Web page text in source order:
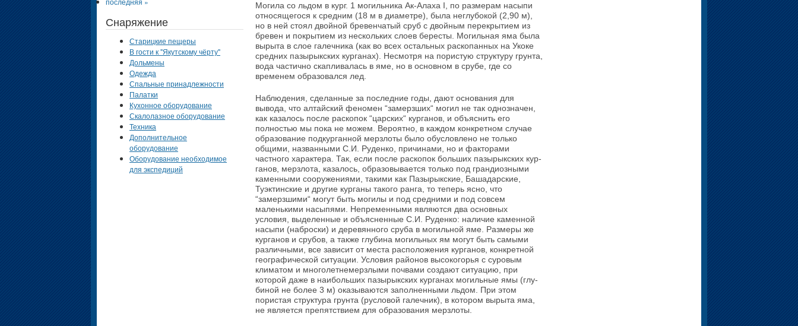
Могила со льдом в кург. 1 могильника Ак-Алаха I, по размерам насыпи
от­носящегося к средним (18 м в диаметре), была неглубокой (2,90 м),
но в ней стоял двойной бревенчатый сруб с двойным перекрытием из
бревен и покрытием из нескольких слоев бересты. Могильная яма была
вырыта в слое галечника (как во всех остальных раскопанных на Укоке
средних пазырыкских курганах). Несмотря на пористую структуру грунта,
вода частично скап­ливалась в яме, но в основном в срубе, где со
временем образовался лед.
Наблюдения, сделанные за последние годы, да­ют основания для
вывода, что алтайский феномен “замерзших“ могил не так однозначен,
как каза­лось после раскопок “царских“ курганов, и объ­яснить его
полностью мы пока не можем. Вероят­но, в каждом конкретном случае
образование подкурганной мерзлоты было обусловлено не только
общими, названными С.И. Руденко, при­чинами, но и факторами
частного характера. Так, если после раскопок больших пазырыкских кур­
ганов, мерзлота, казалось, образовывается только под грандиозными
каменными сооружениями, та­кими как Пазырыкские, Башадарские,
Туэктинские и другие курганы такого ранга, то теперь ясно, что
“замерзшими“ могут быть могилы и под средними и под совсем
маленькими насыпями. Непременными являются два основных
условия, выделенные и объясненные С.И. Руденко: нали­чие каменной
насыпи (наброски) и деревянного сруба в могильной яме. Размеры же
курганов и срубов, а также глубина могильных ям могут быть самыми
различными, все зависит от места распо­ложения курганов, конкретной
географической ситуации. Условия районов высокогорья с суро­вым
климатом и многолетнемерзлыми почвами создают ситуацию, при
которой даже в наиболь­ших пазырыкских курганах могильные ямы (глу­
биной не более 3 м) оказываются заполненными льдом. При этом
пористая структура грунта (рус­ловой галечник), в котором вырыта яма,
не явля­ется препятствием для образования мерзлоты.
Снаряжение
Старицкие пещеры
В гости к "Якутскому чёрту"
Дольмены
Одежда
Спальные принадлежности
Палатки
Кухонное оборудование
Скалолазное оборудование
Техника
Дополнительное
оборудование
Оборудование необходимое
для экспедиций